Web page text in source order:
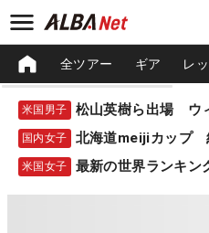
全ツアー ギア レ
米国男子 松山英樹ら出場 ウ
国内女子 北海道meijiカップ
米国女子 最新の世界ランキン